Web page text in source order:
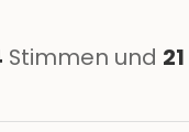
Stimmen und 21